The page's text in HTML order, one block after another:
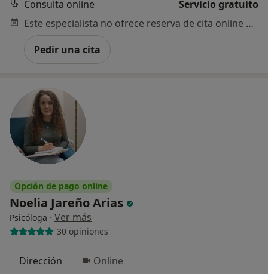
Consulta online
Servicio gratuito
Este especialista no ofrece reserva de cita online en esta dirección.
Pedir una cita
Opción de pago online
Noelia Jareño Arias
Psicóloga · Ver más
30 opiniones
Dirección Online